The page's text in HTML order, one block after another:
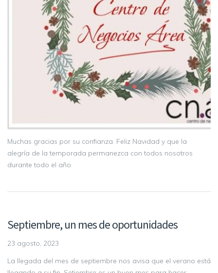
Muchas gracias por su confianza. Feliz Navidad y que la
alegría de la temporada permanezca con todos nosotros
durante todo el año.
Septiembre, un mes de oportunidades
23 agosto, 2023
La llegada del mes de septiembre nos avisa que el verano está